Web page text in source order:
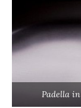
Padella